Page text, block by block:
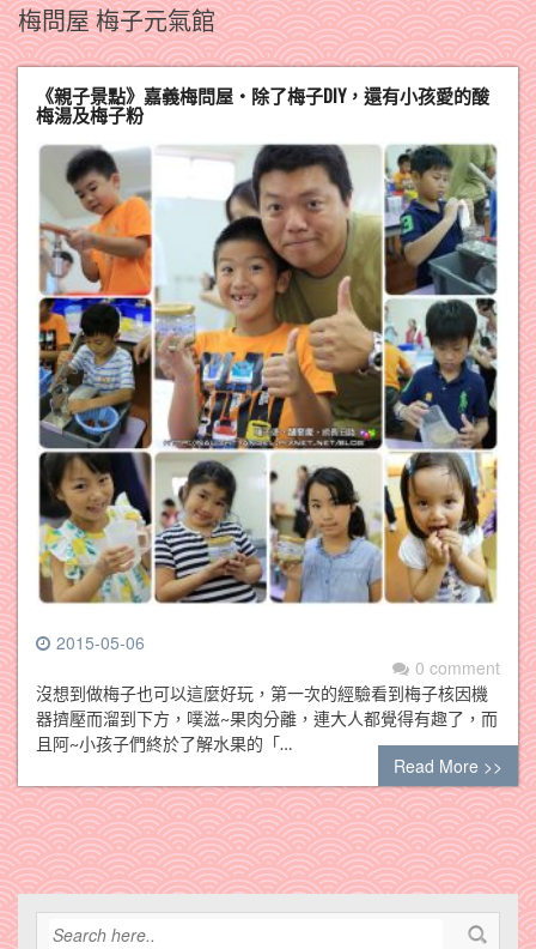
梅問屋 梅子元氣館
《親子景點》嘉義梅問屋‧除了梅子DIY，還有小孩愛的酸
梅湯及梅子粉
2015-05-06
0 comment
沒想到做梅子也可以這麼好玩，第一次的經驗看到梅子核因機
器擠壓而溜到下方，噗滋~果肉分離，連大人都覺得有趣了，而
且阿~小孩子們終於了解水果的「…
Read More >>